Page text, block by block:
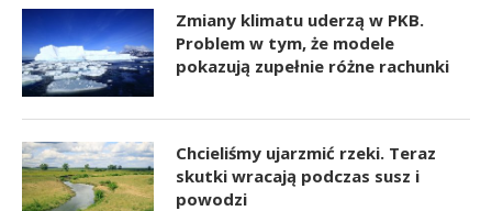
Zmiany klimatu uderzą w PKB.
Problem w tym, że modele
pokazują zupełnie różne rachunki
Chcieliśmy ujarzmić rzeki. Teraz
skutki wracają podczas susz i
powodzi